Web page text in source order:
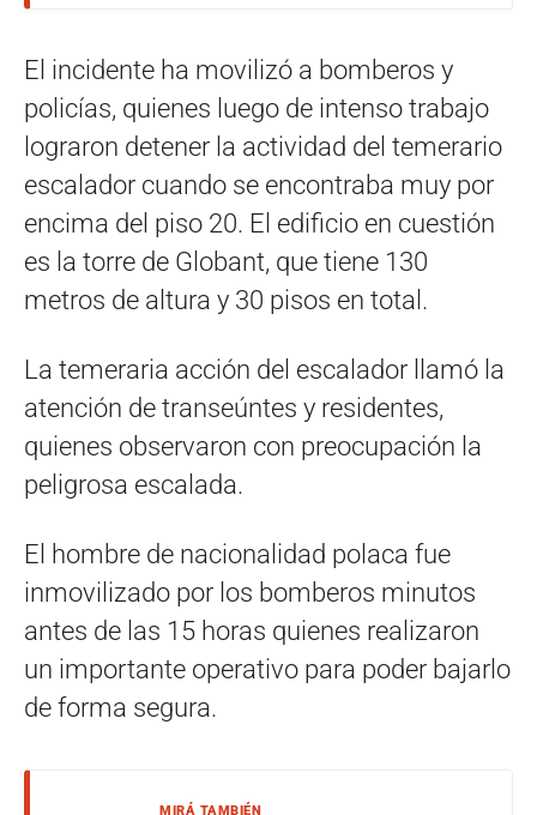
El incidente ha movilizó a bomberos y
policías, quienes luego de intenso trabajo
lograron detener la actividad del temerario
escalador cuando se encontraba muy por
encima del piso 20. El edificio en cuestión
es la torre de Globant, que tiene 130
metros de altura y 30 pisos en total.
La temeraria acción del escalador llamó la
atención de transeúntes y residentes,
quienes observaron con preocupación la
peligrosa escalada.
El hombre de nacionalidad polaca fue
inmovilizado por los bomberos minutos
antes de las 15 horas quienes realizaron
un importante operativo para poder bajarlo
de forma segura.
MIRÁ TAMBIÉN